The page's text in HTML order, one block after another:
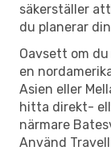
säkerställer
du planerar
Oavsett om
en
Asien eller
hitta direkt-
närmare
Använd